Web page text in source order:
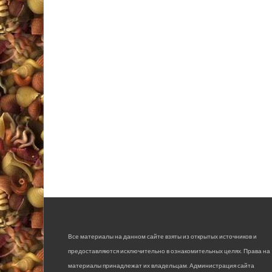
Все материалы на данном сайте взяты из открытых источников и
предоставляются исключительно в ознакомительных целях. Права на
материалы принадлежат их владельцам. Администрация сайта